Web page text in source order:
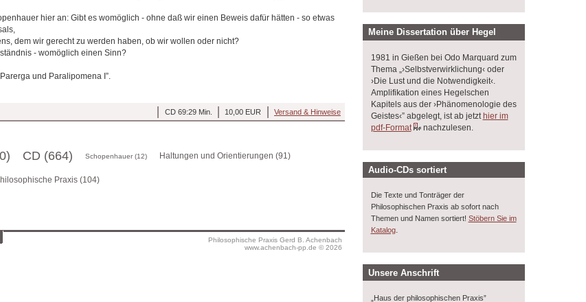
hier an: Gibt es womöglich - ohne daß wir einen Beweis dafür hätten - so etwas
dem wir gerecht zu werden haben, ob wir wollen oder nicht?
- womöglich einen Sinn?
und Paralipomena I”.
Versand & Hinweise
10,00 EUR
CD 69:29 Min.
CD (664) Schopenhauer (12) Haltungen und Orientierungen (91)
Praxis (104)
Philosophische Praxis Gerd B. Achenbach
www.achenbach-pp.de © 2026
Meine Dissertation über Hegel
1981 in Gießen bei Odo Marquard zum
Thema „›Selbstverwirklichung‹ oder
›Die Lust und die Notwendigkeit‹.
Amplifikation eines Hegelschen
Kapitels aus der ›Phänomenologie des
Geistes‹” abgelegt, ist ab jetzt hier im
pdf-Format
nachzulesen.
Audio-CDs sortiert
Die Texte und Tonträger der
Philosophischen Praxis ab sofort nach
Themen und Namen sortiert! Stöbern Sie im
Katalog.
Unsere Anschrift
„Haus der philosophischen Praxis”